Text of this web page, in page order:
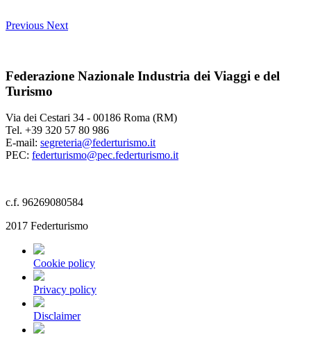
Previous Next
Federazione Nazionale Industria dei Viaggi e del
Turismo
Via dei Cestari 34 - 00186 Roma (RM)
Tel. +39 320 57 80 986
E-mail: segreteria@federturismo.it
PEC: federturismo@pec.federturismo.it
c.f. 96269080584
2017 Federturismo
Cookie policy
Privacy policy
Disclaimer